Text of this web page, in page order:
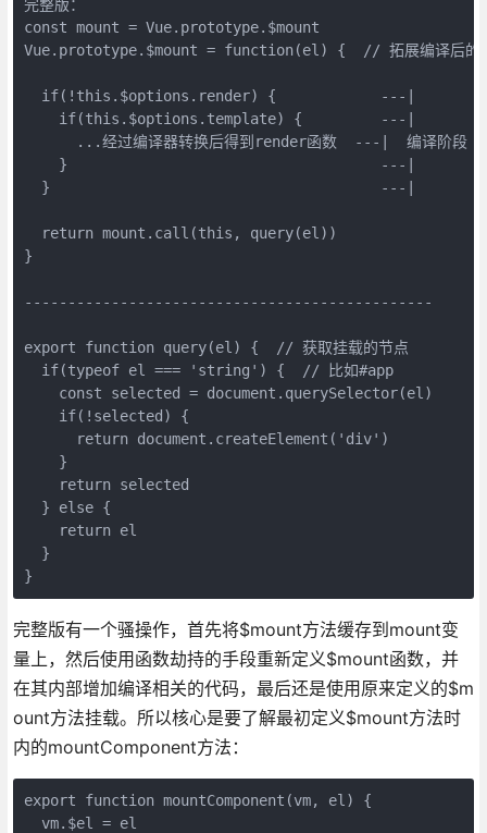
完整版：
const mount = Vue.prototype.$mount
Vue.prototype.$mount = function(el) {  // 拓展编译后的
  if(!this.$options.render) {            ---|
    if(this.$options.template) {         ---|
      ...经过编译器转换后得到render函数  ---|  编译阶段
    }                                    ---|
  }                                      ---|
  return mount.call(this, query(el))
}
-----------------------------------------------
export function query(el) {  // 获取挂载的节点
  if(typeof el === 'string') {  // 比如#app
    const selected = document.querySelector(el)
    if(!selected) {
      return document.createElement('div')
    }
    return selected
  } else {
    return el
  }
完整版有一个骚操作，首先将$mount方法缓存到mount变
量上，然后使用函数劫持的手段重新定义$mount函数，并
在其内部增加编译相关的代码，最后还是使用原来定义的$m
ount方法挂载。所以核心是要了解最初定义$mount方法时
内的mountComponent方法：
export function mountComponent(vm, el) {
  vm.$el = el